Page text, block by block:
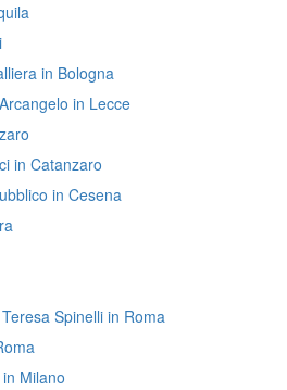
in Bologna
in Lecce
in Catanzaro
in Cesena
Spinelli in Roma
Milano